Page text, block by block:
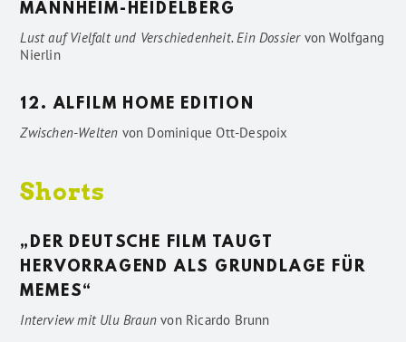
MANNHEIM-HEIDELBERG
Lust auf Vielfalt und Verschiedenheit. Ein DossiervonWolfgang
Nierlin
12. ALFILM HOME EDITION
Zwischen-Welten von Dominique Ott-Despoix
Shorts
„DER DEUTSCHE FILM TAUGT
HERVORRAGEND ALS GRUNDLAGE FÜR
MEMES“
Interview mit Ulu Braun von Ricardo Brunn